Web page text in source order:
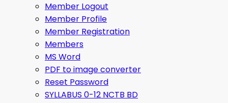
Member Logout
Member Profile
Member Registration
Members
MS Word
PDF to image converter
Reset Password
SYLLABUS 0-12 NCTB BD